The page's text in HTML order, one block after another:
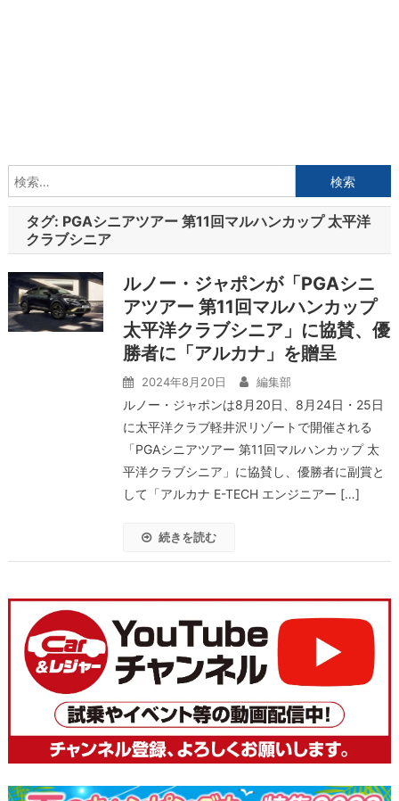
索:
タグ: PGAシニアツアー 第11回マルハンカップ 太平洋
クラブシニア
ルノー・ジャポンが「PGAシニ
アツアー 第11回マルハンカップ
太平洋クラブシニア」に協賛、優
勝者に「アルカナ」を贈呈
2024年8月20日 編集部
ルノー・ジャポンは8月20日、8月24日・25日
に太平洋クラブ軽井沢リゾートで開催される
「PGAシニアツアー 第11回マルハンカップ 太
平洋クラブシニア」に協賛し、優勝者に副賞と
して「アルカナ E-TECH エンジニアー […]
続きを読む